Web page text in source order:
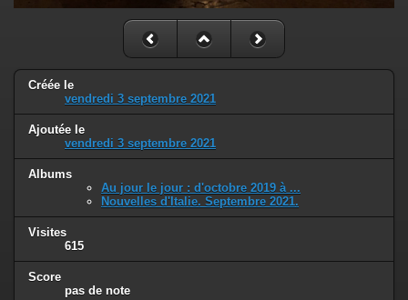
Créée le
vendredi 3 septembre 2021
Ajoutée le
vendredi 3 septembre 2021
Albums
Au jour le jour : d'octobre 2019 à ...
Nouvelles d'Italie. Septembre 2021.
Visites
615
Score
pas de note